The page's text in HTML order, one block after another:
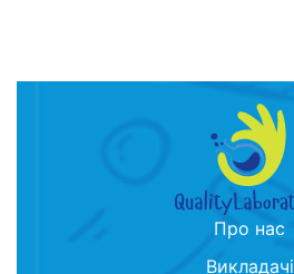
Про нас
Викладачі